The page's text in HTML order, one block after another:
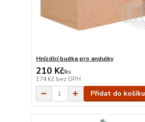
Hnízdící budka pro andulky
210 Kč/ks
174 Kč bez DPH
Přidat do košíku